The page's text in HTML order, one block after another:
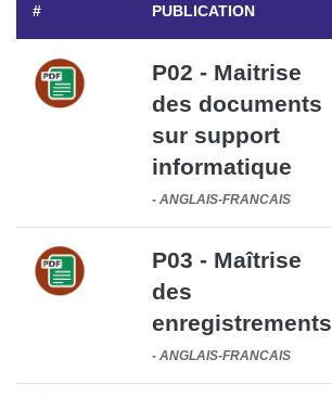
# PUBLICATION
P02 - Maitrise
des documents
sur support
informatique
- ANGLAIS-FRANCAIS
P03 - Maîtrise
des
enregistrements
- ANGLAIS-FRANCAIS